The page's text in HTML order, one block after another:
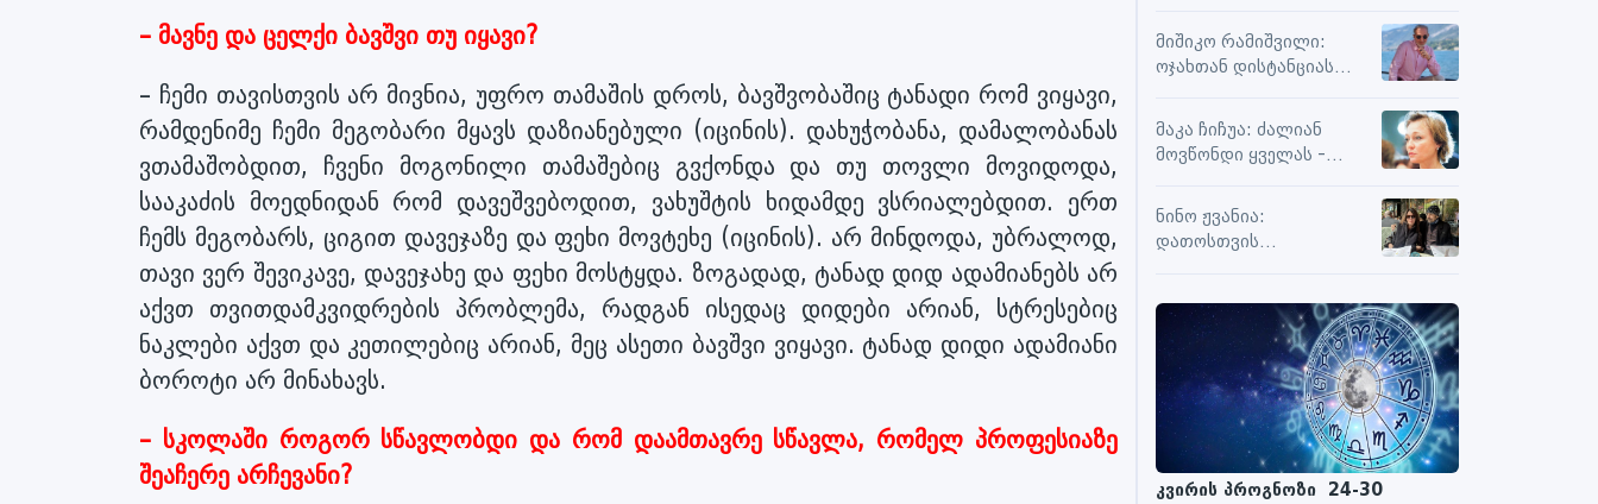
– მავნე და ცელქი ბავშვი თუ იყავი?
– ჩემი თავისთვის არ მივნია, უფრო თამაშის დროს, ბავშვობაშიც ტანადი რომ ვიყავი,
რამდენიმე ჩემი მეგობარი მყავს დაზიანებული (იცინის). დახუჭობანა, დამალობანას
ვთამაშობდით, ჩვენი მოგონილი თამაშებიც გვქონდა და თუ თოვლი მოვიდოდა,
სააკაძის მოედნიდან რომ დავეშვებოდით, ვახუშტის ხიდამდე ვსრიალებდით. ერთ
ჩემს მეგობარს, ციგით დავეჯაზე და ფეხი მოვტეხე (იცინის). არ მინდოდა, უბრალოდ,
თავი ვერ შევიკავე, დავეჯახე და ფეხი მოსტყდა. ზოგადად, ტანად დიდ ადამიანებს არ
აქვთ თვითდამკვიდრების პრობლემა, რადგან ისედაც დიდები არიან, სტრესებიც
ნაკლები აქვთ და კეთილებიც არიან, მეც ასეთი ბავშვი ვიყავი. ტანად დიდი ადამიანი
ბოროტი არ მინახავს.
– სკოლაში როგორ სწავლობდი და რომ დაამთავრე სწავლა, რომელ პროფესიაზე
შეაჩერე არჩევანი?
მაქსიმალური
სიამოვნების მიღებას და
მოქმედებს თუ არა მასზე
მიშიკო რამიშვილი:
ოჯახთან დისტანციას
გრძელდება
მაკა ჩიჩუა: ძალიან
მოვწონდი ყველას -
გარეთ
ნინო ჟვანია:
დათოსთვის
კვირის პროგნოზი 24-30